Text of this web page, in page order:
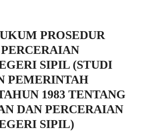
PROSEDUR
SIPIL (STUDI
PEMERINTAH
1983 TENTANG
DAN PERCERAIAN
SIPIL)